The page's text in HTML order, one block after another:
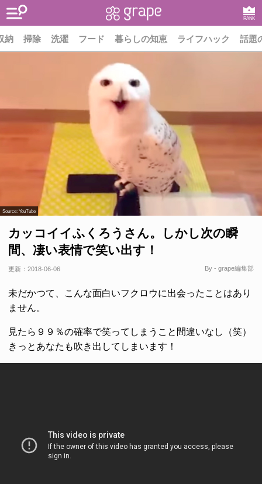
RANK
納 掃除 洗濯 フード 暮らしの知恵 ライフハック 話題
Source: YouTube
カッコイイふくろうさん。しかし次の瞬
間、凄い表情で笑い出す！
更新： 2018-06-06 By - grape編集部
未だかつて、こんな面白いフクロウに出会ったことはあり
ません。
見たら９９％の確率で笑ってしまうこと間違いなし（笑）
きっとあなたも吹き出してしまいます！